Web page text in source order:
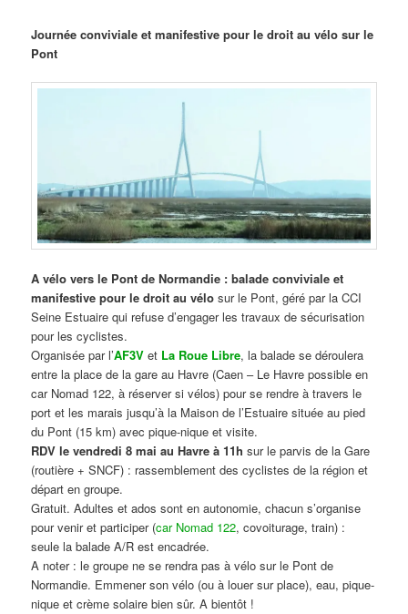
Journée conviviale et manifestive pour le droit au vélo sur le
Pont
A vélo vers le Pont de Normandie : balade conviviale et
manifestive pour le droit au vélo sur le Pont, géré par la CCI
Seine Estuaire qui refuse d’engager les travaux de sécurisation
pour les cyclistes.
Organisée par l’AF3V et La Roue Libre, la balade se déroulera
entre la place de la gare au Havre (Caen – Le Havre possible en
car Nomad 122, à réserver si vélos) pour se rendre à travers le
port et les marais jusqu’à la Maison de l’Estuaire située au pied
du Pont (15 km) avec pique-nique et visite.
RDV le vendredi 8 mai au Havre à 11h sur le parvis de la Gare
(routière + SNCF) : rassemblement des cyclistes de la région et
départ en groupe.
Gratuit. Adultes et ados sont en autonomie, chacun s’organise
pour venir et participer (car Nomad 122, covoiturage, train) :
seule la balade A/R est encadrée.
A noter : le groupe ne se rendra pas à vélo sur le Pont de
Normandie. Emmener son vélo (ou à louer sur place), eau, pique-
nique et crème solaire bien sûr. A bientôt !